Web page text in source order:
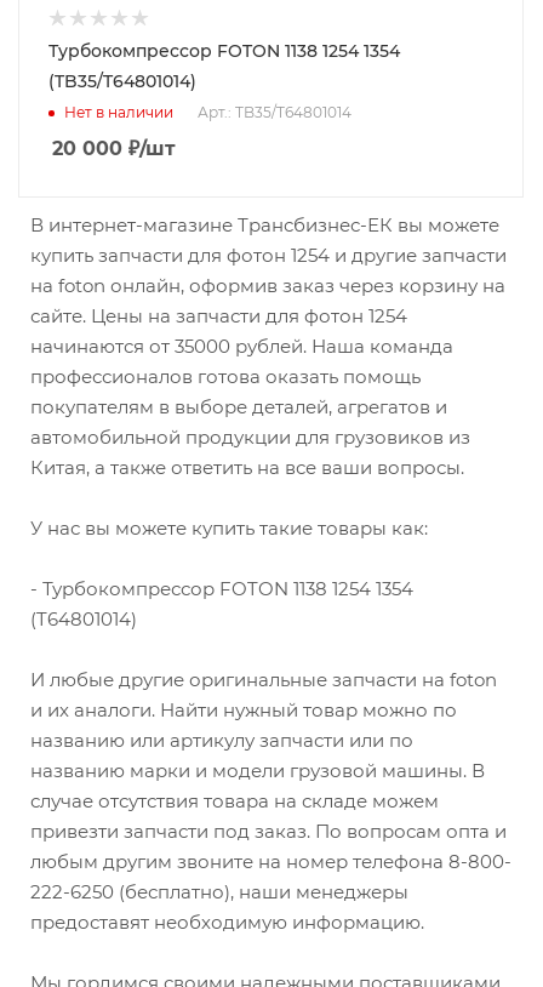
Турбокомпрессор FOTON 1138 1254 1354
(TB35/T64801014)
Нет в наличии Арт.: TB35/T64801014
20 000 ₽/шт
В интернет-магазине Трансбизнес-ЕК вы можете
купить запчасти для фотон 1254 и другие запчасти
на foton онлайн, оформив заказ через корзину на
сайте. Цены на запчасти для фотон 1254
начинаются от 35000 рублей. Наша команда
профессионалов готова оказать помощь
покупателям в выборе деталей, агрегатов и
автомобильной продукции для грузовиков из
Китая, а также ответить на все ваши вопросы.
У нас вы можете купить такие товары как:
- Турбокомпрессор FOTON 1138 1254 1354
(T64801014)
И любые другие оригинальные запчасти на foton
и их аналоги. Найти нужный товар можно по
названию или артикулу запчасти или по
названию марки и модели грузовой машины. В
случае отсутствия товара на складе можем
привезти запчасти под заказ. По вопросам опта и
любым другим звоните на номер телефона 8-800-
222-6250 (бесплатно), наши менеджеры
предоставят необходимую информацию.